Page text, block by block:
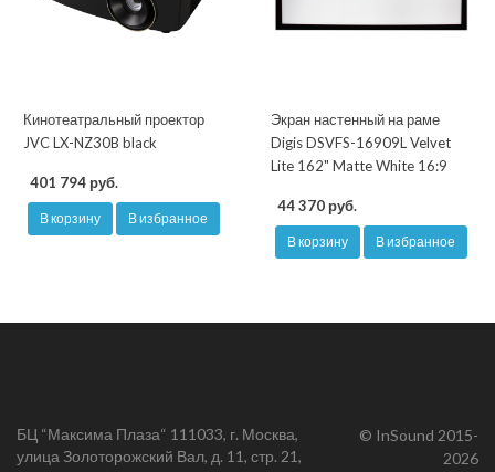
Кинотеатральный проектор
JVC LX-NZ30B black
401 794 руб.
В корзину В избранное
Экран настенный на раме
Digis DSVFS-16909L Velvet
Lite 162" Matte White 16:9
44 370 руб.
В корзину В избранное
БЦ “Максима Плаза“ 111033, г. Москва,
улица Золоторожский Вал, д. 11, стр. 21,
© InSound 2015-
2026